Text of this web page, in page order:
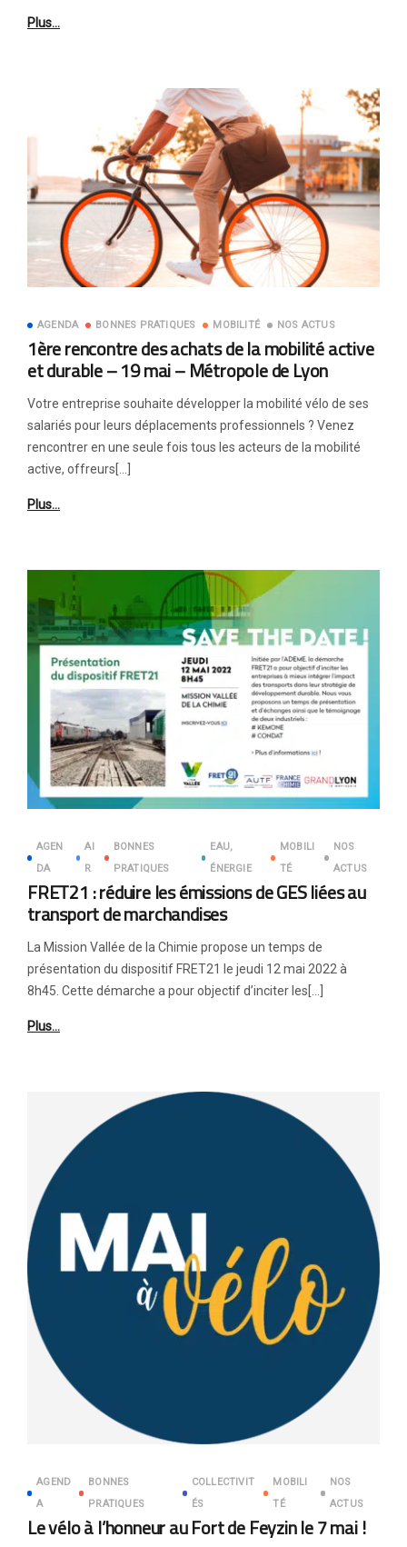
Plus…
AGENDA BONNES PRATIQUES MOBILITÉ NOS ACTUS
1ère rencontre des achats de la mobilité active
et durable – 19 mai – Métropole de Lyon
Votre entreprise souhaite développer la mobilité vélo de ses
salariés pour leurs déplacements professionnels ? Venez
rencontrer en une seule fois tous les acteurs de la mobilité
active, offreurs[…]
Plus…
AGEN
DA
AI
R
BONNES
PRATIQUES
EAU,
ÉNERGIE
MOBILI
TÉ
NOS
ACTUS
FRET21 : réduire les émissions de GES liées au
transport de marchandises
La Mission Vallée de la Chimie propose un temps de
présentation du dispositif FRET21 le jeudi 12 mai 2022 à
8h45. Cette démarche a pour objectif d’inciter les[…]
Plus…
AGEND
A
BONNES
PRATIQUES
COLLECTIVIT
ÉS
MOBILI
TÉ
NOS
ACTUS
Le vélo à l’honneur au Fort de Feyzin le 7 mai !